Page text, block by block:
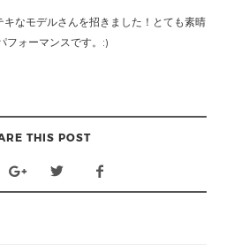
キなモデルさんを招きました！とても素晴
フォーマンスです。:)
THIS POST